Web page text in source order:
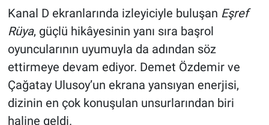
Kanal D ekranlarında izleyiciyle buluşan Eşref
Rüya, güçlü hikâyesinin yanı sıra başrol
oyuncularının uyumuyla da adından söz
ettirmeye devam ediyor. Demet Özdemir ve
Çağatay Ulusoy’un ekrana yansıyan enerjisi,
dizinin en çok konuşulan unsurlarından biri
haline geldi.